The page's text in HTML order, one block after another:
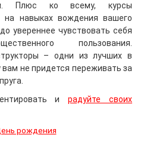
Плюс ко всему, курсы
на навыках вождения вашего
увереннее чувствовать себя
пользования.
– одни из лучших в
не придется переживать за
ирадуйте своих
рождения